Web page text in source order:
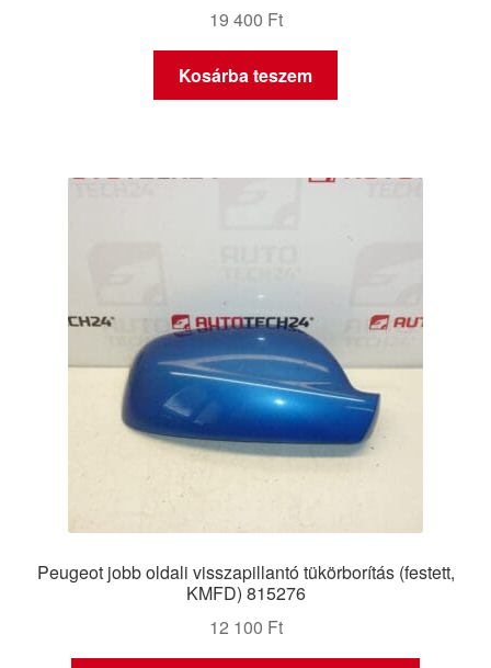
19 400 Ft
Kosárba teszem
Peugeot jobb oldali visszapillantó tükörborítás (festett,
KMFD) 815276
12 100 Ft